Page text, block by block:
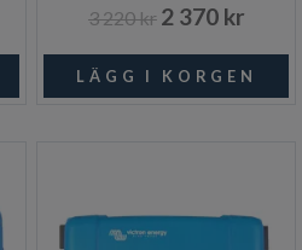
3 220 kr 2 370 kr